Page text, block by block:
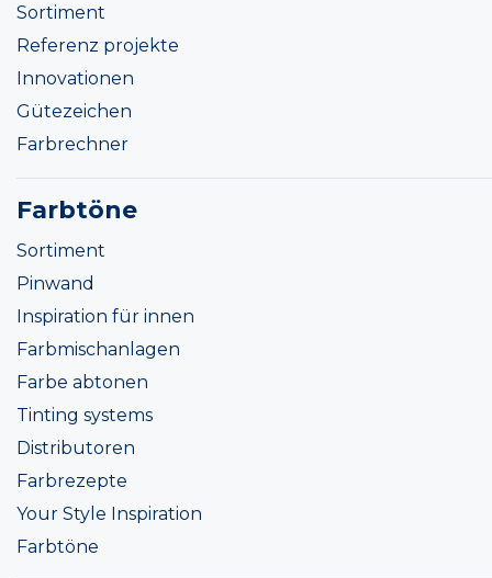
Sortiment
Referenz projekte
Innovationen
Gütezeichen
Farbrechner
Farbtöne
Sortiment
Pinwand
Inspiration für innen
Farbmischanlagen
Farbe abtonen
Tinting systems
Distributoren
Farbrezepte
Your Style Inspiration
Farbtöne